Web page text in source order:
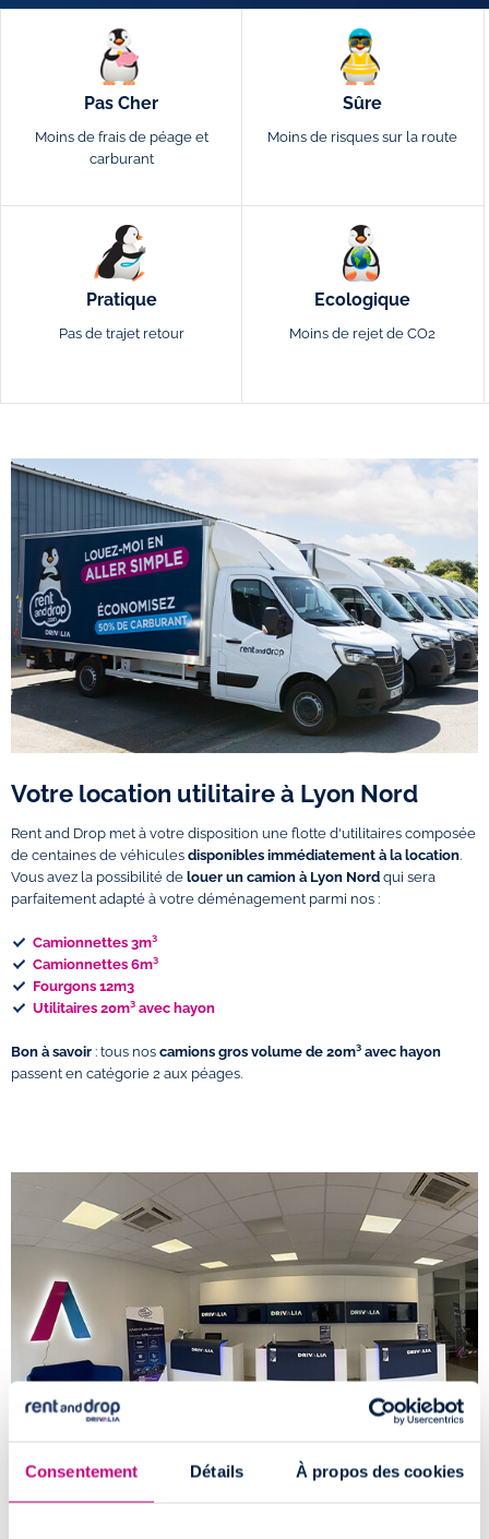
Consentement Détails À propos des cookies
Pas Cher
Moins de frais de péage et
carburant
Sûre
Moins de risques sur la route
Pratique
Pas de trajet retour
Ecologique
Moins de rejet de CO2
Votre location utilitaire à Lyon Nord
Rent and Drop met à votre disposition une flotte d'utilitaires composée
de centaines de véhicules disponibles immédiatement à la location.
Vous avez la possibilité de louer un camion à Lyon Nord qui sera
parfaitement adapté à votre déménagement parmi nos :
Camionnettes 3m³
Camionnettes 6m³
Fourgons 12m3
Utilitaires 20m³ avec hayon
Bon à savoir : tous nos camions gros volume de 20m³ avec hayon
passent en catégorie 2 aux péages.
Comment accéder à l'agence de location